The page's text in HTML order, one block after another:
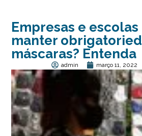
Empresas e
manter
máscaras? Entenda
admin março 11, 2022